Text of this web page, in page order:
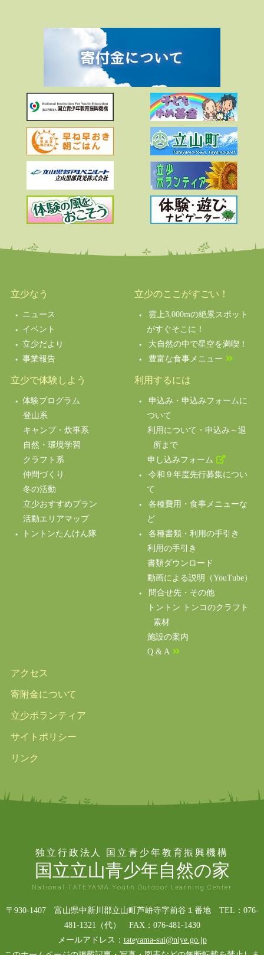
立少なう
ニュース
イベント
立少だより
事業報告
立少のここがすごい！
雲上3,000mの絶景スポット
がすぐそこに！
大自然の中で星空を満喫！
豊富な食事メニュー
立少で体験しよう
体験プログラム
登山系
キャンプ・炊事系
自然・環境学習
クラフト系
仲間づくり
冬の活動
立少おすすめプラン
活動エリアマップ
トントンたんけん隊
利用するには
申込み・申込みフォームに
ついて
利用について・申込み～退
所まで
申し込みフォーム
令和９年度先行募集につい
て
各種費用・食事メニューな
ど
各種書類・利用の手引き
利用の手引き
書類ダウンロード
動画による説明（YouTube）
問合せ先・その他
トントン トンコのクラフト
素材
施設の案内
Q & A
アクセス
寄附金について
立少ボランティア
サイトポリシー
リンク
独立行政法人 国立青少年教育振興機構
国立立山青少年自然の家
National TATEYAMA Youth Outdoor Learning Center
〒930-1407 富山県中新川郡立山町芦峅寺字前谷１番地 TEL：076-
481-1321（代） FAX：076-481-1430
メールアドレス： tateyama-sui@niye.go.jp